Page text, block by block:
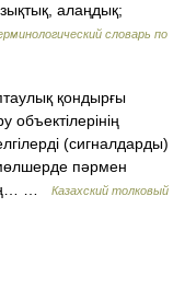
алаңдық;
словарь по
қондырғы
(сигналдарды)
пәрмен
…
Казахский толковый